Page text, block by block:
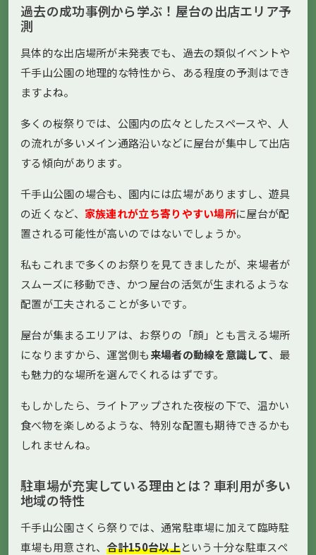
過去の成功事例から学ぶ！屋台の出店エリア予
測
具体的な出店場所が未発表でも、過去の類似イベントや
千手山公園の地理的な特性から、ある程度の予測はでき
ますよね。
多くの桜祭りでは、公園内の広々としたスペースや、人
の流れが多いメイン通路沿いなどに屋台が集中して出店
する傾向があります。
千手山公園の場合も、園内には広場がありますし、遊具
の近くなど、 家族連れが立ち寄りやすい場所に屋台が配
置される可能性が高いのではないでしょうか。
私もこれまで多くのお祭りを見てきましたが、来場者が
スムーズに移動でき、かつ屋台の活気が生まれるような
配置が工夫されることが多いです。
屋台が集まるエリアは、お祭りの「顔」とも言える場所
になりますから、運営側も来場者の動線を意識して、最
も魅力的な場所を選んでくれるはずです。
もしかしたら、ライトアップされた夜桜の下で、温かい
食べ物を楽しめるような、特別な配置も期待できるかも
しれませんね。
駐車場が充実している理由とは？車利用が多い
地域の特性
千手山公園さくら祭りでは、通常駐車場に加えて臨時駐
車場も用意され、合計150台以上という十分な駐車スペ